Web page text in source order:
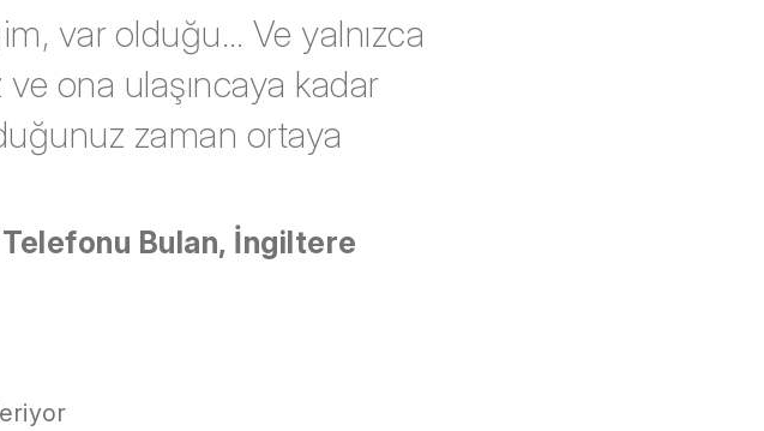
var olduğu… Ve yalnızca
ona ulaşıncaya kadar
zaman ortaya
Bulan, İngiltere